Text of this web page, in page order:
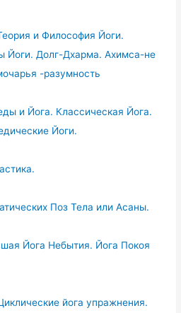
и Философия Йоги.
Йоги. Долг-Дхарма. Ахимса-не
-разумность
и Йога. Классическая Йога.
Йоги.
Поз Тела или Асаны.
Йога Небытия. Йога Покоя
йога упражнения.